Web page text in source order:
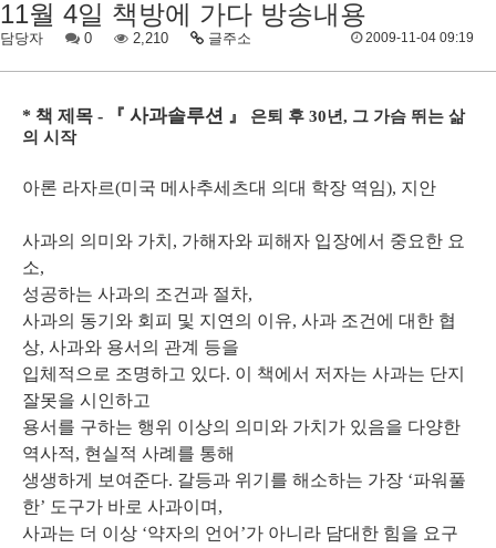
11월 4일 책방에 가다 방송내용
담당자 0 2,210 글주소 2009-11-04 09:19
* 책 제목 - 『 사과솔루션 』 은퇴 후 30년, 그 가슴 뛰는 삶
의 시작
아론 라자르(미국 메사추세츠대 의대 학장 역임), 지안
사과의 의미와 가치, 가해자와 피해자 입장에서 중요한 요
소,
성공하는 사과의 조건과 절차,
사과의 동기와 회피 및 지연의 이유, 사과 조건에 대한 협
상, 사과와 용서의 관계 등을
입체적으로 조명하고 있다. 이 책에서 저자는 사과는 단지
잘못을 시인하고
용서를 구하는 행위 이상의 의미와 가치가 있음을 다양한
역사적, 현실적 사례를 통해
생생하게 보여준다. 갈등과 위기를 해소하는 가장 ‘파워풀
한’ 도구가 바로 사과이며,
사과는 더 이상 ‘약자의 언어’가 아니라 담대한 힘을 요구